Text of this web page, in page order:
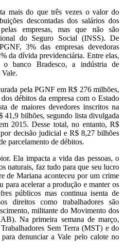
mais do que três vezes o valor do
descontadas dos salários dos
empresas, mas que não são
do Seguro Social (INSS). De
3% das empresas devedoras
da dívida previdenciária. Entre elas,
o banco Bradesco, a indústria de
Vale.
pela PGNF em R$ 276 milhões,
débitos da empresa com o Estado
de maiores devedores inscritos na
bilhões, segundo lista divulgada
2015. Desse total, no entanto, R$
decisão judicial e R$ 8,27 bilhões
parcelamento de débitos.
Ela impacta a vida das pessoas, o
naturais, faz tudo para que seu lucro
de Mariana aconteceu por um crime
para acelerar a produção e manter os
públicos mas continua isenta de
direitos como trabalhadores são
militante do Movimento dos
Na primeira semana de março,
Sem Terra (MST) e do
denunciar a Vale pelo calote no